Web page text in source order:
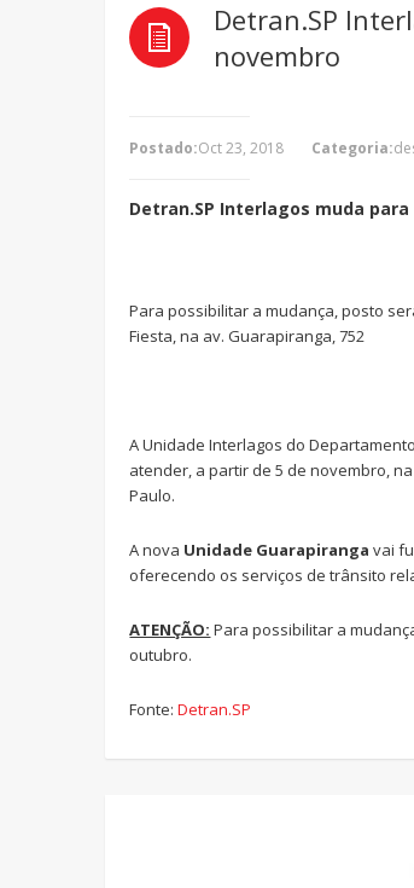
Detran.SP
novembro
Postado:Oct 23, 2018 Categoria:
Detran.SP Interlagos muda
Para possibilitar a mudança, posto
Fiesta, na av. Guarapiranga, 752
A Unidade Interlagos do
atender, a partir de 5 de novembro,
Paulo.
A nova Unidade Guarapiranga vai
oferecendo os serviços de trânsito
ATENÇÃO: Para possibilitar a
outubro.
Fonte:Detran.SP